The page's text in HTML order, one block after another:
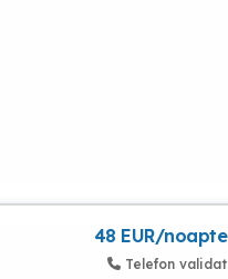
48 EUR/noapte
Telefon validat